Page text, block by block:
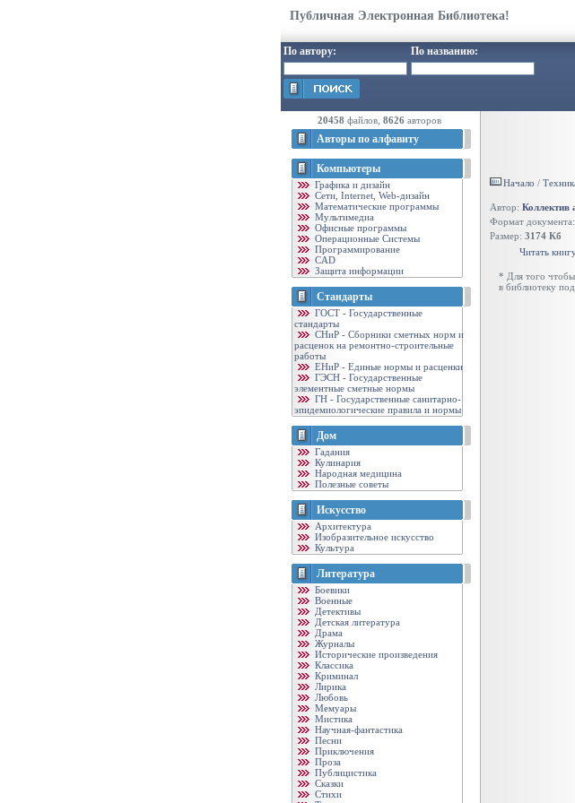
Публичная Электронная Библиотека!
По автору: По названию:
20458 файлов, 8626 авторов
Авторы по алфавиту
Компьютеры
Графика и дизайн
Cети, Internet, Web-дизайн
Математические программы
Мультимедиа
Офисные программы
Операционные Системы
Программирование
CAD
Защита информации
Стандарты
ГОСТ - Государственные
стандарты
CНиР - Сборники сметных норм и
расценок на ремонтно-строительные
работы
ЕНиР - Единые нормы и расценки
ГЭСН - Государственные
элементные сметные нормы
ГН - Государственные санитарно-
эпидемиологические правила и нормы
Дом
Гадания
Кулинария
Народная медицина
Полезные советы
Искусство
Архитектура
Изобразительное искусство
Культура
Литература
Боевики
Военные
Детективы
Детская литература
Драма
Журналы
Исторические произведения
Классика
Криминал
Лирика
Любовь
Мемуары
Мистика
Научная-фантастика
Песни
Приключения
Проза
Публицистика
Сказки
Стихи
Начало /
Автор: Коллектив
Формат документа:
Размер: 3174 Кб
Читать
* Для того
в библиотеку